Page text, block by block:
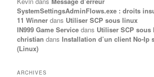
SystemSettingsAdminFlows.exe : droits
11 Winner dans Utiliser SCP sous linux
IN999 Game Service dans Utiliser SCP sous
christian dansInstallation d’un client No-Ip
(Linux)
ARCHIVES